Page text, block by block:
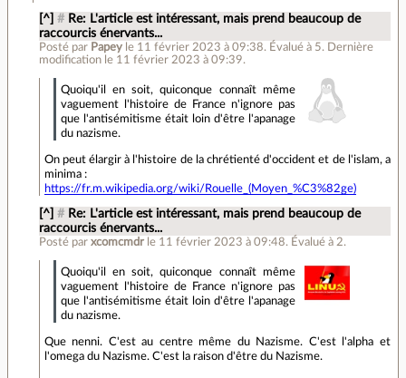
[^] # Re: L'article est intéressant, mais prend beaucoup de
raccourcis énervants...
Posté par Papey le 11 février 2023 à 09:38. Évalué à 5. Dernière
modification le 11 février 2023 à 09:39.
Quoiqu'il en soit, quiconque connaît même
vaguement l'histoire de France n'ignore pas
que l'antisémitisme était loin d'être l'apanage
du nazisme.
On peut élargir à l'histoire de la chrétienté d'occident et de l'islam, a
minima :
https://fr.m.wikipedia.org/wiki/Rouelle_(Moyen_%C3%82ge)
[^] # Re: L'article est intéressant, mais prend beaucoup de
raccourcis énervants...
Posté par xcomcmdr le 11 février 2023 à 09:48. Évalué à 2.
Quoiqu'il en soit, quiconque connaît même
vaguement l'histoire de France n'ignore pas
que l'antisémitisme était loin d'être l'apanage
du nazisme.
Que nenni. C'est au centre même du Nazisme. C'est l'alpha et
l'omega du Nazisme. C'est la raison d'être du Nazisme.